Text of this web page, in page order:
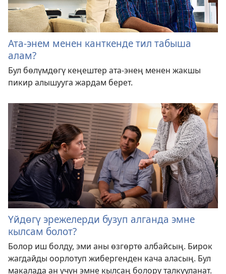
Ата-энем менен канткенде тил табыша
алам?
Бул бөлүмдөгү кеңештер ата-энең менен жакшы
пикир алышууга жардам берет.
Үйдөгү эрежелерди бузуп алганда эмне
кылсам болот?
Болор иш болду, эми аны өзгөртө албайсың. Бирок
жагдайды оорлотуп жибергенден кача аласың. Бул
макалада ан үчүн эмне кылсаң болору талкууланат.